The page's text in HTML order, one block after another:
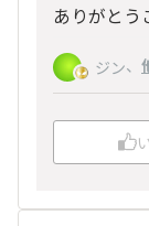
ありがとう
ジン、